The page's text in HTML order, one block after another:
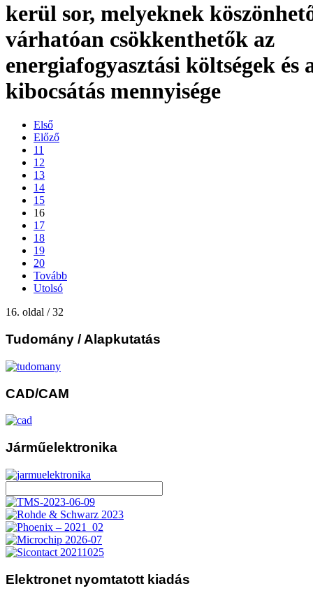
kerül sor, melyeknek
várhatóan csökkenthetők az
energiafogyasztási költségek és
kibocsátás mennyisége
Első
Előző
11
12
13
14
15
16
17
18
19
20
Tovább
Utolsó
16. oldal / 32
Tudomány / Alapkutatás
CAD/CAM
Járműelektronika
Elektronet nyomtatott kiadás